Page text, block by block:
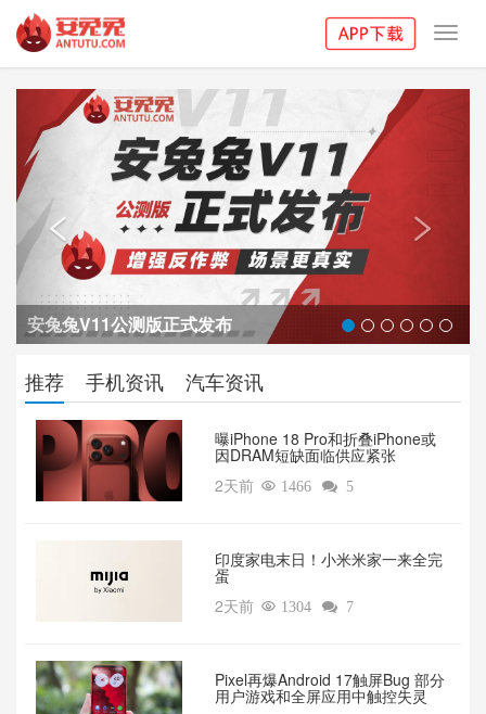
安兔兔V11公测版正式发布

Previous

推荐 手机资讯 汽车资讯
曝iPhone 18 Pro和折叠iPhone或
因DRAM短缺面临供应紧张
2天前  1466  5
印度家电末日！小米米家一来全完
蛋
2天前  1304  7
Pixel再爆Android 17触屏Bug 部分
用户游戏和全屏应用中触控失灵